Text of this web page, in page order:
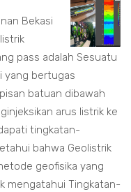
Bekasi
pass adalah Sesuatu
yang bertugas
batuan dibawah
arus listrik ke
tingkatan-
bahwa Geolistrik
geofisika yang
mengatahui Tingkatan-